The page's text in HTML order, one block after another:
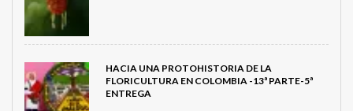
HACIA UNA PROTOHISTORIA DE LA
FLORICULTURA EN COLOMBIA -13ª PARTE-5ª
ENTREGA